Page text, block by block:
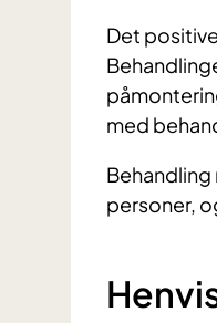
Det
med
personer,